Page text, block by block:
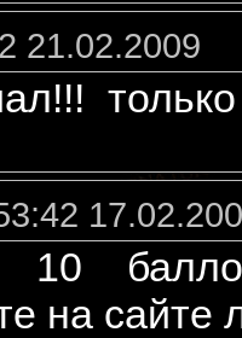
21.02.2009
10
на